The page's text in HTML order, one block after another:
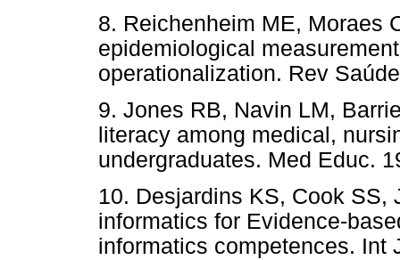
8. Reichenheim ME, Moraes
epidemiological
operationalization. Rev
9. Jones RB, Navin LM,
literacy among medical,
undergraduates. Med Educ.
10. Desjardins KS, Cook
informatics for Evidence-
informatics competences. Int